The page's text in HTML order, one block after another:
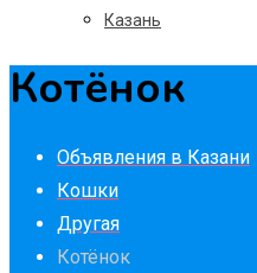
Казань
Котёнок
Объявления в Казани
Кошки
Другая
Котёнок